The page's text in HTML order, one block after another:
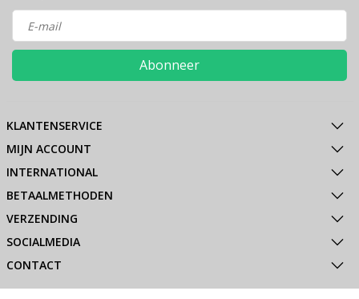
Abonneer
KLANTENSERVICE
MIJN ACCOUNT
INTERNATIONAL
BETAALMETHODEN
VERZENDING
SOCIALMEDIA
CONTACT